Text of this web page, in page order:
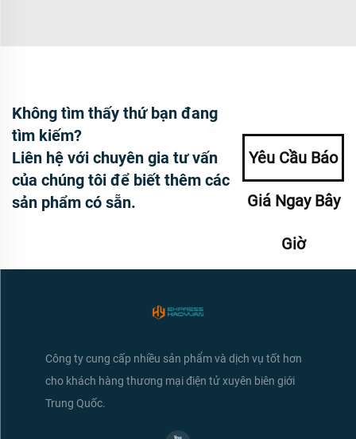
Không tìm thấy thứ bạn đang
tìm kiếm?
Liên hệ với chuyên gia tư vấn
của chúng tôi để biết thêm các
sản phẩm có sẵn.
Yêu Cầu Báo
Giá Ngay Bây
Giờ
Công ty cung cấp nhiều sản phẩm và dịch vụ tốt hơn
cho khách hàng thương mại điện tử xuyên biên giới
Trung Quốc.